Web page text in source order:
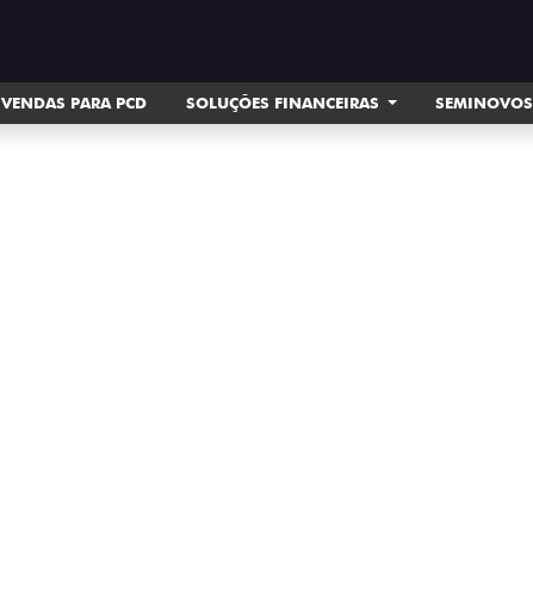
VENDAS PARA PCD SOLUÇÕES FINANCEIRAS SEMINOVOS